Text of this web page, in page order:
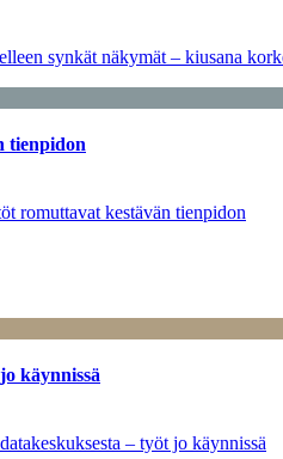
synkät näkymät – kiusana
tienpidon
romuttavat kestävän tienpidon
käynnissä
– työt jo käynnissä